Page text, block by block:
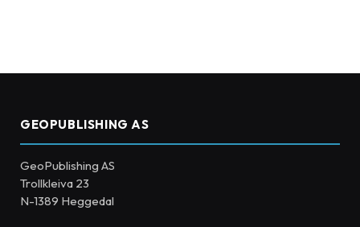
GEOPUBLISHING AS
GeoPublishing AS
Trollkleiva 23
N-1389 Heggedal